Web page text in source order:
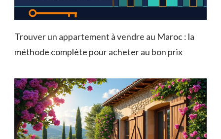
Trouver un appartement à vendre au Maroc : la
méthode complète pour acheter au bon prix